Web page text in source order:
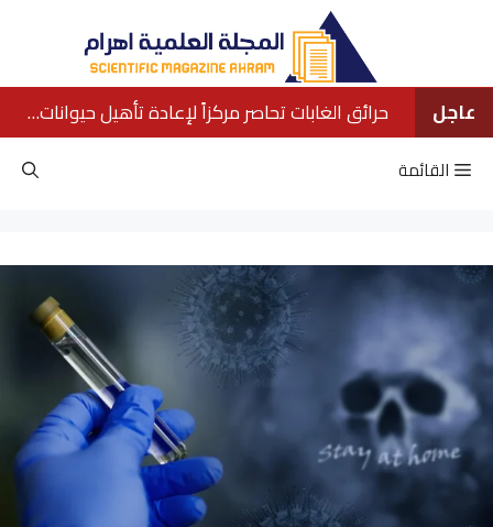
عاجل
حرائق الغابات تحاصر مركزاً لإعادة تأهيل حيوانات الأورانجوتان في بورنيو
القائمة